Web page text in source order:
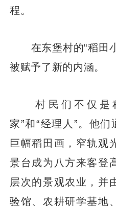
程。
在东堡村的“稻田小
被赋予了新的内涵。
村民们不仅是
家”和“经理人”。他们
巨幅稻田画，窄轨观
景台成为八方来客登
层次的景观农业，并
验馆、农耕研学基地